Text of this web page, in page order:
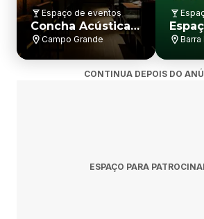
Espaço de eventos
Concha Acústica
do Teatro Castro
Campo Grande Barra
CONTINUA DEPOIS DO
ESPAÇO PARA